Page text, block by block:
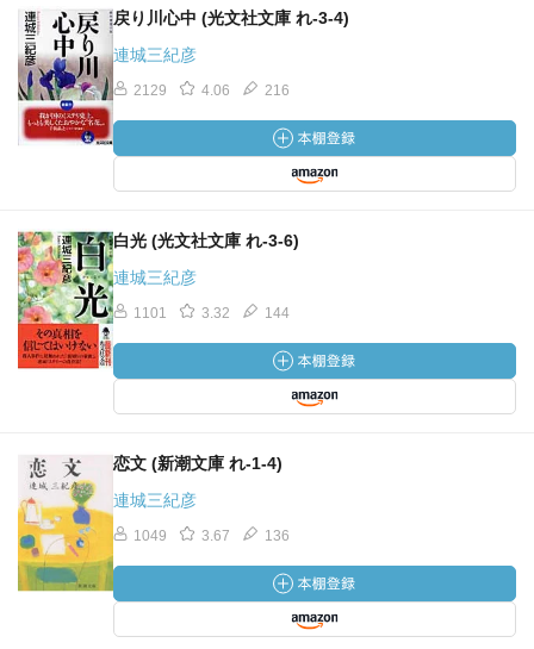
戻り川心中 (光文社文庫 れ-3-4)
連城三紀彦
2129 4.06 216
白光 (光文社文庫 れ-3-6)
連城三紀彦
1101 3.32 144
恋文 (新潮文庫 れ-1-4)
連城三紀彦
1049 3.67 136